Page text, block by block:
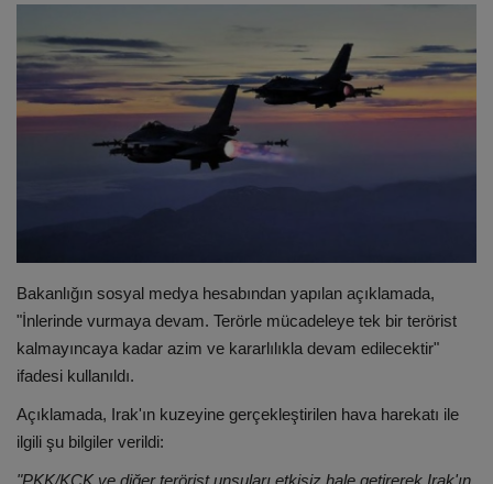
ULUSLARARASI
SAĞLIK VE YAŞAM TARZI
SEYAHAT
EĞİTİM
GALERİ
VİDEO
Bakanlığın sosyal medya hesabından yapılan açıklamada,
"İnlerinde vurmaya devam. Terörle mücadeleye tek bir terörist
kalmayıncaya kadar azim ve kararlılıkla devam edilecektir"
ifadesi kullanıldı.
Açıklamada, Irak'ın kuzeyine gerçekleştirilen hava harekatı ile
ilgili şu bilgiler verildi:
"PKK/KCK ve diğer terörist unsuları etkisiz hale getirerek Irak'ın